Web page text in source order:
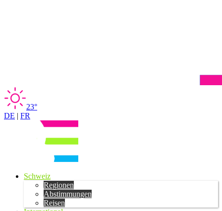
23°
DE | FR
Schweiz
Regionen
Abstimmungen
Reisen